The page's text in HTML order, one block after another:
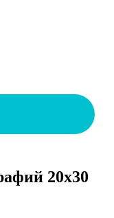
20х30